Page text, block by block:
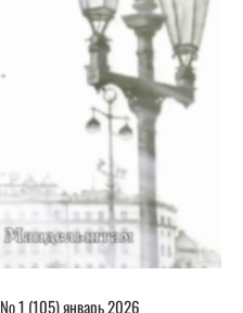
№ 1 (105) январь 2026